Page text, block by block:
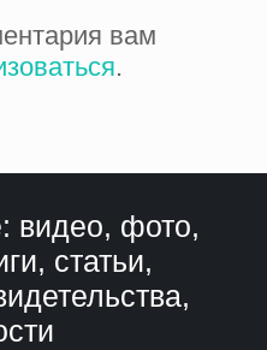
вам
.
видео, фото,
статьи,